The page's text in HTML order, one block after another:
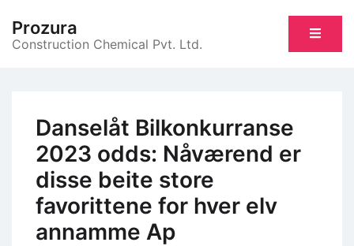
content
Prozura
Construction Chemical Pvt. Ltd.
Danselåt Bilkonkurranse
2023 odds: Nåværend er
disse beite store
favorittene for hver elv
annamme Ap